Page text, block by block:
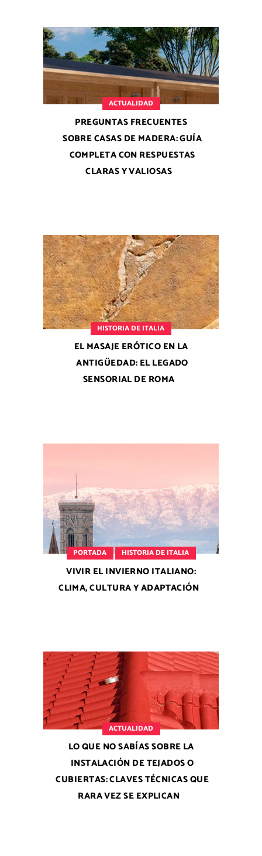
ACTUALIDAD
PREGUNTAS FRECUENTES
SOBRE CASAS DE MADERA: GUÍA
COMPLETA CON RESPUESTAS
CLARAS Y VALIOSAS
HISTORIA DE ITALIA
EL MASAJE ERÓTICO EN LA
ANTIGÜEDAD: EL LEGADO
SENSORIAL DE ROMA
PORTADA HISTORIA DE ITALIA
VIVIR EL INVIERNO ITALIANO:
CLIMA, CULTURA Y ADAPTACIÓN
ACTUALIDAD
LO QUE NO SABÍAS SOBRE LA
INSTALACIÓN DE TEJADOS O
CUBIERTAS: CLAVES TÉCNICAS QUE
RARA VEZ SE EXPLICAN